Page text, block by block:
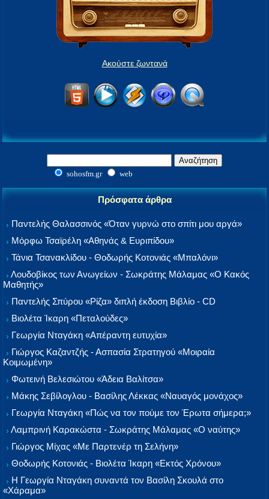
Ακούστε ζωντανά
sohosfm.gr web
Πρόσφατα άρθρα
Παντελής Θαλασσινός «Όταν γυρνώ στο σπίτι μου αργά»
Μόρφω Τσαϊρέλη «Αθηνάς & Ευριπίδου»
Τάνια Τσανακλίδου - Θοδωρής Κοτονιάς «Μπαλόνι»
Λουδοβίκος των Ανωγείων - Σωκράτης Μάλαμας «Ο Κακός
Μαθητής»
Παντελής Σπύρου «Ρίζα» διπλή έκδοση Βιβλίο - CD
Βιολέτα Ίκαρη «Πεταλούδες»
Γεωργία Νταγάκη «Aπέραντη ευτυχία»
Γιώργος Καζαντζής - Ασπασία Στρατηγού «Μοιραία
Κοιμωμένη»
Φωτεινή Βελεσιώτου «Άδεια Βαλίτσα»
Μάκης Σεβίλογλου - Βασίλης Λέκκας «Ναυαγός μονάχος»
Γεωργία Νταγάκη «Πώς να τον πούμε τον Έρωτα σήμερα;»
Λαμπρινή Καρακώστα - Σωκράτης Μάλαμας «Ο ναύτης»
Γιώργος Μίχας «Με Παρτενέρ τη Σελήνη»
Θοδωρής Κοτονιάς - Βιολέτα Ίκαρη «Εκτός Χρόνου»
Η Γεωργία Νταγάκη συναντά τον Βασίλη Σκουλά στο
«Χάραμα»